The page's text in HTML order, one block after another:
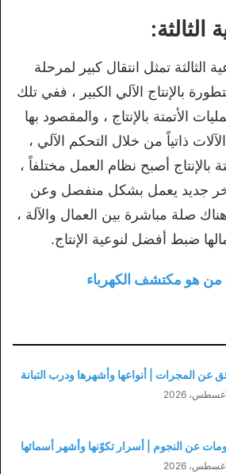
الثالثة:
الثالثة تمثل انتقال كبير لمرحلة
بالإنتاج الآلي الكبير ، ففي تلك
الأتمتة بالإنتاج ، والمقصود بها
ذاتياً من خلال التحكم الآلي ،
بالإنتاج أصبح نظام العمل مختلفاً ،
جديد يعمل بشكل منفصل وعن
صلة مباشرة بين العمال والآلة ،
ضبط أفضل لنوعية الإنتاج.
من هو مكتشف الكهرباء
عن المجرات | أنواعها وأشهرها ودرب التبانة
عن النجوم | أسرار تكوّنها وأشهر أسمائها